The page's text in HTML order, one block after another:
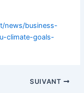
news/business-
climate-goals-
SUIVANT